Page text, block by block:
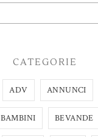
CATEGORIE
ADV ANNUNCI
BAMBINI BEVANDE